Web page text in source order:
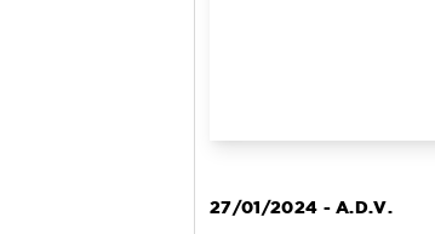
27/01/2024 - A.D.V.